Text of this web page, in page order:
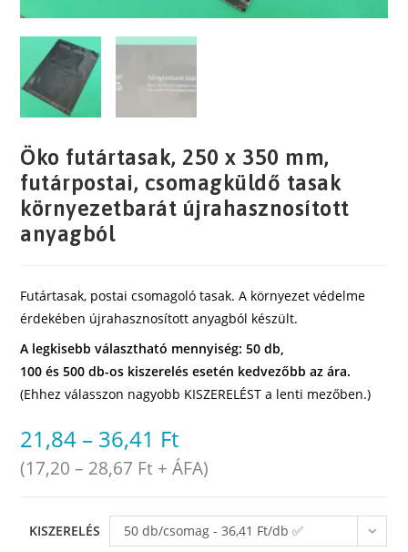
Öko futártasak, 250 x 350 mm,
futárpostai, csomagküldő tasak
környezetbarát újrahasznosított
anyagból
Futártasak, postai csomagoló tasak. A környezet védelme
érdekében újrahasznosított anyagból készült.
A legkisebb választható mennyiség: 50 db,
100 és 500 db-os kiszerelés esetén kedvezőbb az ára.
(Ehhez válasszon nagyobb KISZERELÉST a lenti mezőben.)
21,84 – 36,41 Ft
(17,20– 28,67 Ft + ÁFA)
KISZERELÉS
50 db/csomag - 36,41 Ft/db ✅